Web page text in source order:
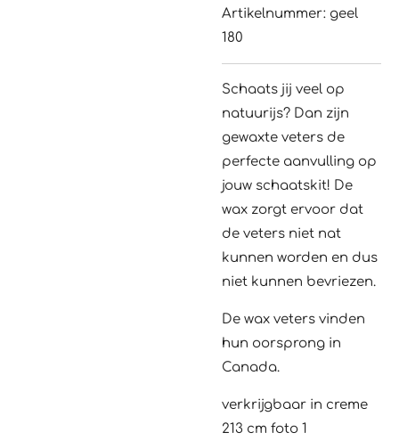
Artikelnummer: geel
180
Schaats jij veel op
natuurijs? Dan zijn
gewaxte veters de
perfecte aanvulling op
jouw schaatskit! De
wax zorgt ervoor dat
de veters niet nat
kunnen worden en dus
niet kunnen bevriezen.
De wax veters vinden
hun oorsprong in
Canada.
verkrijgbaar in creme
213 cm foto 1